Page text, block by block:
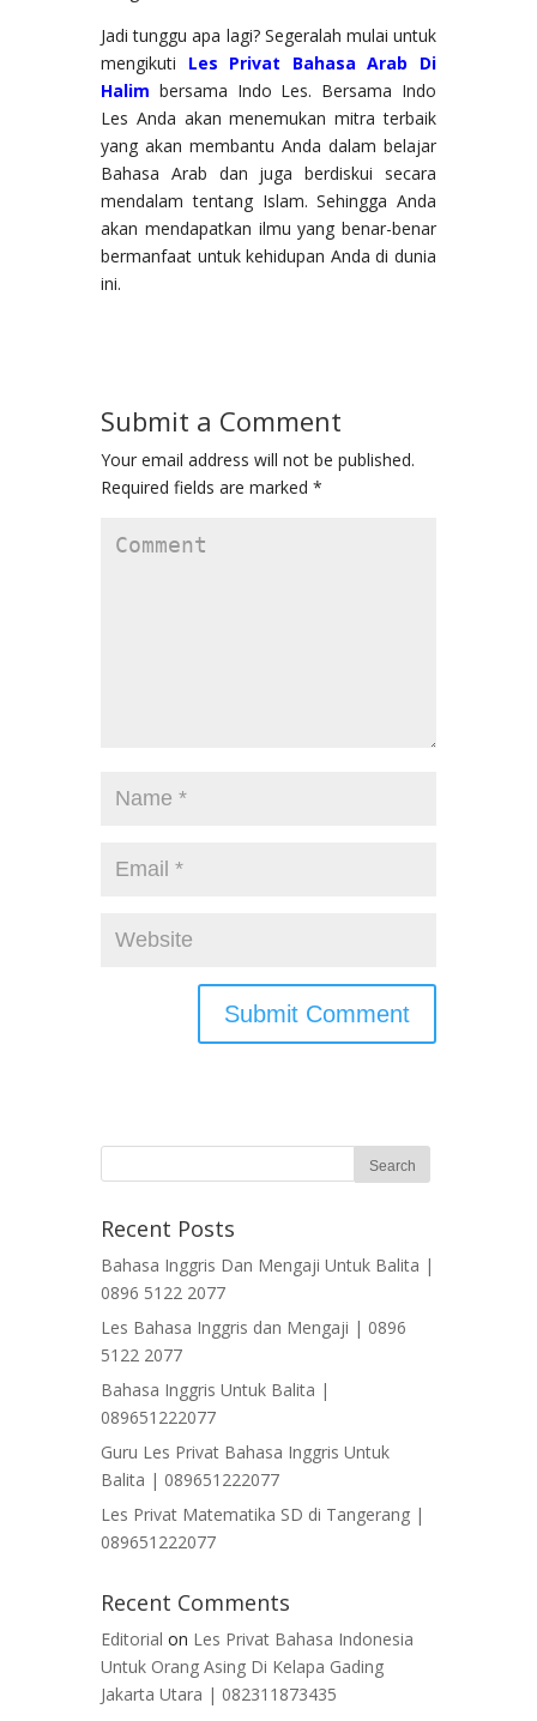
Jadi tunggu apa lagi? Segeralah mulai untuk
mengikuti Les Privat Bahasa Arab Di
Halim bersama Indo Les. Bersama Indo
Les Anda akan menemukan mitra terbaik
yang akan membantu Anda dalam belajar
Bahasa Arab dan juga berdiskui secara
mendalam tentang Islam. Sehingga Anda
akan mendapatkan ilmu yang benar-benar
bermanfaat untuk kehidupan Anda di dunia
ini.
Submit a Comment
Your email address will not be published.
Required fields are marked *
Recent Posts
Bahasa Inggris Dan Mengaji Untuk Balita |
0896 5122 2077
Les Bahasa Inggris dan Mengaji | 0896
5122 2077
Bahasa Inggris Untuk Balita |
089651222077
Guru Les Privat Bahasa Inggris Untuk
Balita | 089651222077
Les Privat Matematika SD di Tangerang |
089651222077
Recent Comments
Editorial on Les Privat Bahasa Indonesia
Untuk Orang Asing Di Kelapa Gading
Jakarta Utara | 082311873435